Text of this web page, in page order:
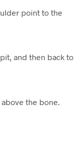
point to the
and then back to
the bone.